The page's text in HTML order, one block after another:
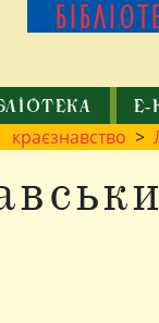
Е-
краєзнавство >